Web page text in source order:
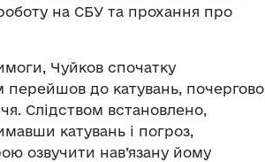
на СБУ та прохання про
Чуйков спочатку
до катувань, почергово
Слідством встановлено,
катувань і погроз,
озвучити нав’язану йому